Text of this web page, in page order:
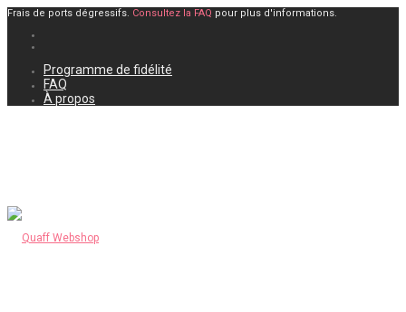
Frais de ports dégressifs. Consultez la FAQ pour plus d'informations.
Programme de fidélité
FAQ
À propos